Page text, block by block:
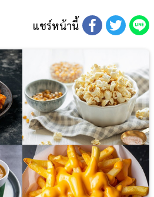
แชร์หน้านี้